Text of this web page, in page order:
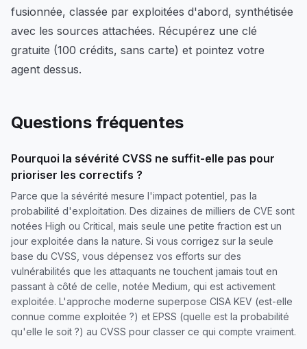
fusionnée, classée par exploitées d'abord, synthétisée
avec les sources attachées. Récupérez une clé
gratuite (100 crédits, sans carte) et pointez votre
agent dessus.
Questions fréquentes
Pourquoi la sévérité CVSS ne suffit-elle pas pour
prioriser les correctifs ?
Parce que la sévérité mesure l'impact potentiel, pas la
probabilité d'exploitation. Des dizaines de milliers de CVE sont
notées High ou Critical, mais seule une petite fraction est un
jour exploitée dans la nature. Si vous corrigez sur la seule
base du CVSS, vous dépensez vos efforts sur des
vulnérabilités que les attaquants ne touchent jamais tout en
passant à côté de celle, notée Medium, qui est activement
exploitée. L'approche moderne superpose CISA KEV (est-elle
connue comme exploitée ?) et EPSS (quelle est la probabilité
qu'elle le soit ?) au CVSS pour classer ce qui compte vraiment.